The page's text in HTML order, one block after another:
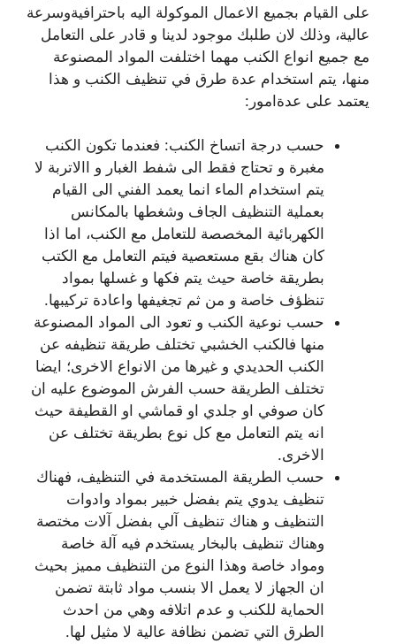
على القيام بجميع الاعمال الموكولة اليه باحترافيةوسرعة
عالية، وذلك لان طلبك موجود لدينا و قادر على التعامل
مع جميع انواع الكنب مهما اختلفت المواد المصنوعة
منها، يتم استخدام عدة طرق في تنظيف الكنب و هذا
يعتمد على عدةامور:
حسب درجة اتساخ الكنب: فعندما تكون الكنب
مغبرة و تحتاج فقط الى شفط الغبار و االاتربة لا
يتم استخدام الماء انما يعمد الفني الى القيام
بعملية التنظيف الجاف وشغطها بالمكانس
الكهربائية المخصصة للتعامل مع الكنب، اما اذا
كان هناك بقع مستعصية فيتم التعامل مع الكتب
بطريقة خاصة حيث يتم فكها و غسلها بمواد
تنظؤف خاصة و من ثم تجغيفها واعادة تركيبها.
حسب نوعية الكنب و تعود الى المواد المصنوعة
منها فالكنب الخشبي تختلف طريقة تنظيفه عن
الكنب الحديدي و غيرها من الانواع الاخرى؛ ايضا
تختلف الطريقة حسب الفرش الموضوع عليه ان
كان صوفي او جلدي او قماشي او القطيفة حيث
انه يتم التعامل مع كل نوع بطريقة تختلف عن
الاخرى.
حسب الطريقة المستخدمة في التنظيف، فهناك
تنظيف يدوي يتم بفضل خبير بمواد وادوات
التنظيف و هناك تنظيف آلي بفضل آلات مختصة
وهناك تنظيف بالبخار يستخدم فيه آلة خاصة
ومواد خاصة وهذا النوع من التنظيف مميز بحيث
ان الجهاز لا يعمل الا بنسب مواد ثابتة تضمن
الحماية للكنب و عدم اتلافه وهي من احدث
الطرق التي تضمن نظافة عالية لا مثيل لها.